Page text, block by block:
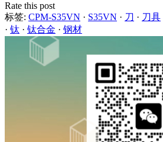
Rate this post
标签: CPM-S35VN · S35VN · 刀 · 刀具
· 钛 · 钛合金 · 钢材